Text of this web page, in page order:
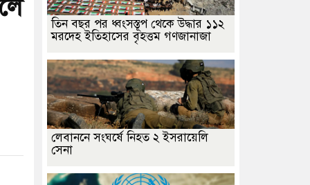
তিন বছর পর ধ্বংসস্তূপ থেকে উদ্ধার ১১২
মরদেহ ইতিহাসের বৃহত্তম গণজানাজা
লেবাননে সংঘর্ষে নিহত ২ ইসরায়েলি
সেনা